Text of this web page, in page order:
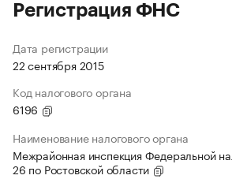
Регистрация ФНС
Дата регистрации
22 сентября 2015
Код налогового органа
6196
Наименование налогового органа
Межрайонная инспекция Федеральной
26 по Ростовской области